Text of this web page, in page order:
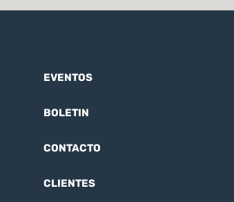
EVENTOS
BOLETIN
CONTACTO
CLIENTES